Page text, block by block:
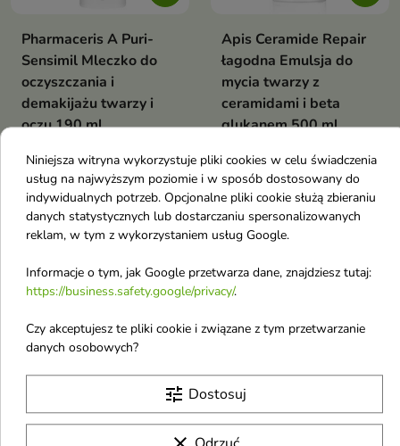
Pharmaceris A Puri-
Sensimil Mleczko do
oczyszczania i
demakijażu twarzy i
oczu 190 ml
demakijaż skóry wrażliwej i
nadreaktywnej
15,60 €
Apis Ceramide Repair
łagodna Emulsja do
mycia twarzy z
ceramidami i beta
glukanem 500 ml
codziennego oczyszczania
twarzy, która nie tylko
skutecznie usuwa
zanieczyszczenia, ale
jednocześnie chroni i wzmacnia
barierę hydrolipidową skóry
12,80 €

favorite_border
Apis Exosomes Pro
-12%

Lirene Cera
Niniejsza witryna wykorzystuje pliki cookies w celu świadczenia
usług na najwyższym poziomie i w sposób dostosowany do
indywidualnych potrzeb. Opcjonalne pliki cookie służą zbieraniu
danych statystycznych lub dostarczaniu spersonalizowanych
reklam, w tym z wykorzystaniem usług Google.
Informacje o tym, jak Google przetwarza dane, znajdziesz tutaj:
https://business.safety.google/privacy/.
Czy akceptujesz te pliki cookie i związane z tym przetwarzanie
danych osobowych?
tune Dostosuj